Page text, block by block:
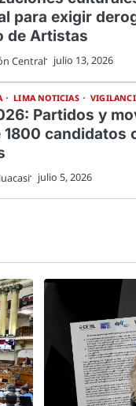
para exigir
de Artistas
Central julio 13, 2026
LIMA NOTICIAS
Partidos y
1800 candidatos
julio 5, 2026